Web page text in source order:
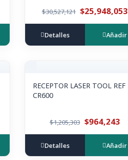
$30,527,121 $25,948,053
Detalles Añadir
RECEPTOR LASER TOOL REF
CR600
$1,205,303 $964,243
Detalles Añadir